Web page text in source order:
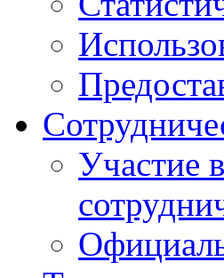
Участие